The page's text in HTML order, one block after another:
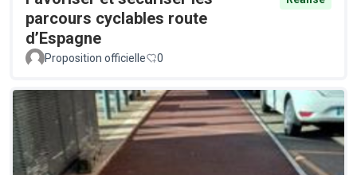
parcours cyclables route
d’Espagne
Proposition officielle 0